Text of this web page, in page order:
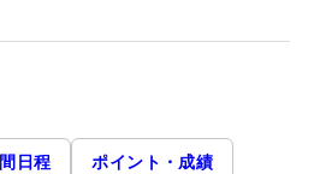
日程 ポイント・成績